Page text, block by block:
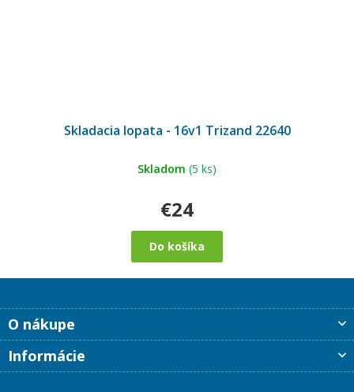
Skladacia lopata - 16v1 Trizand 22640
Skladom (5 ks)
€24
Do košíka
Z
ä
O nákupe
Informácie